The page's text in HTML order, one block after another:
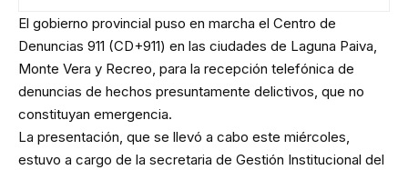
El gobierno provincial puso en marcha el Centro de
Denuncias 911 (CD+911) en las ciudades de Laguna Paiva,
Monte Vera y Recreo, para la recepción telefónica de
denuncias de hechos presuntamente delictivos, que no
constituyan emergencia.
La presentación, que se llevó a cabo este miércoles,
estuvo a cargo de la secretaria de Gestión Institucional del